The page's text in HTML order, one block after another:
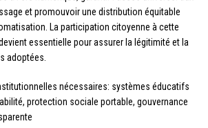
et promouvoir une distribution équitable
La participation citoyenne à cette
essentielle pour assurer la légitimité et la
adoptées.
nécessaires: systèmes éducatifs
protection sociale portable, gouvernance